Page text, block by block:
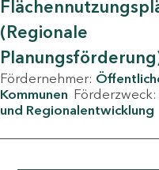
(Regionale
Fördernehmer:
Kommunen Förderzweck:
und Regionalentwicklung